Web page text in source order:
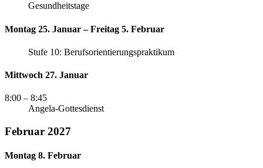
Gesundheitstage
Montag 25. Januar – Freitag 5. Februar
Stufe 10: Berufsorientierungspraktikum
Mittwoch 27. Januar
8:00 – 8:45
Angela-Gottesdienst
Februar 2027
Montag 8. Februar